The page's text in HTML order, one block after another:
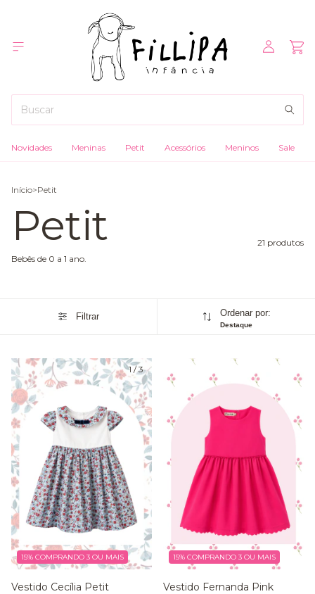
Novidades Meninas Petit Acessórios Meninos Sale
Início>Petit
Petit
21 produtos
Bebês de 0 a 1 ano.
Filtrar Ordenar por:
Destaque
1 /3
15% COMPRANDO 3 OU MAIS
Vestido Cecília Petit
15% COMPRANDO 3 OU MAIS
Vestido Fernanda Pink